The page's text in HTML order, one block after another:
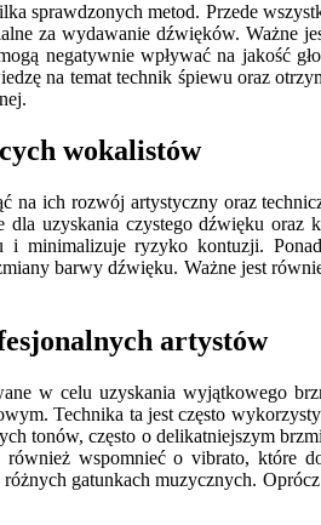
sprawdzonych metod. Przede
za wydawanie dźwięków. Ważne
negatywnie wpływać na jakość
na temat technik śpiewu oraz
wokalistów
na ich rozwój artystyczny oraz
uzyskania czystego dźwięku
minimalizuje ryzyko kontuzji.
barwy dźwięku. Ważne jest
artystów
w celu uzyskania wyjątkowego
Technika ta jest często
tonów, często o delikatniejszym
wspomnieć o vibrato, które
gatunkach muzycznych.